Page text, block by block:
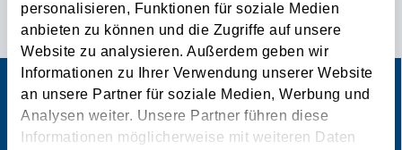
personalisieren, Funktionen für soziale Medien
anbieten zu können und die Zugriffe auf unsere
Website zu analysieren. Außerdem geben wir
Informationen zu Ihrer Verwendung unserer Website
an unsere Partner für soziale Medien, Werbung und
Analysen weiter. Unsere Partner führen diese
Informationen möglicherweise mit weiteren Daten
PRANI!